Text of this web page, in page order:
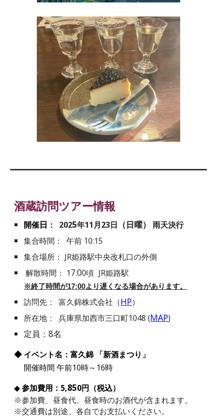
酒蔵訪問ツアー情報
開催日 ： 2025年11月23日 （日曜）
雨天決行
集合時間： 午前 10:15
集合場所： JR姫路駅中央改札口の外側
解散時間： 17:00頃 JR姫路駅
※終了時間が17:00より遅くなる場合があります。
訪問先： 富久錦株式会社（HP）
所在地： 兵庫県加西市三口町1048 (MAP)
定員：8名
◆ イベント名：富久錦 「新酒まつり」
開催時間 午前10時～16時
◆参加費用：5,850円（税込）
※参加費、昼食代、昼食時のお酒代が含まれます。
※交通費は別途、各自でお支払いください。